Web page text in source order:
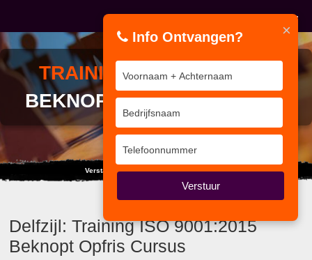
TRAININGISO 9001:2015
BEKNOPT OPFRIS CURSUS
Verstandige mensen spreken uit ervaring.
Delfzijl: Training ISO 9001:2015
Beknopt Opfris Cursus
×
Info Ontvangen?
Verstuur